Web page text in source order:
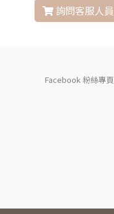
詢問客服人員
Facebook 粉絲專頁